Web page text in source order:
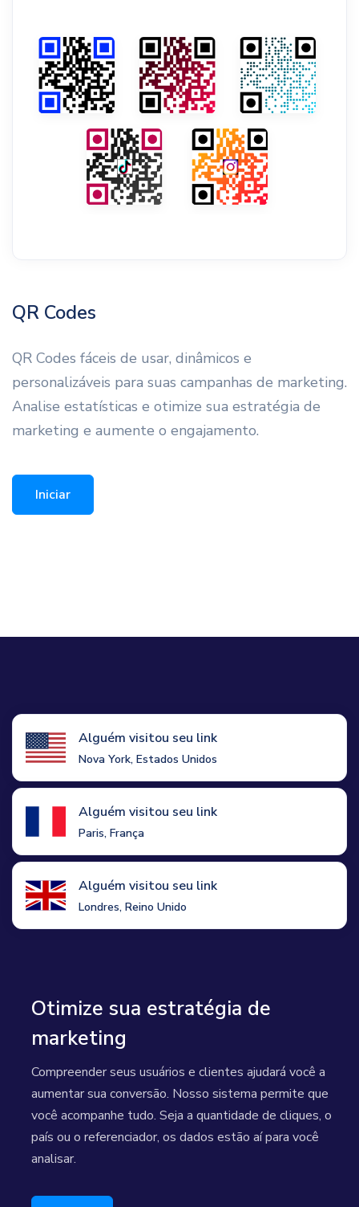
QR Codes
QR Codes fáceis de usar, dinâmicos e
personalizáveis ​​para suas campanhas de marketing.
Analise estatísticas e otimize sua estratégia de
marketing e aumente o engajamento.
Iniciar
Alguém visitou seu link
Nova York, Estados Unidos
Alguém visitou seu link
Paris, França
Alguém visitou seu link
Londres, Reino Unido
Otimize sua estratégia de
marketing
Compreender seus usuários e clientes ajudará você a
aumentar sua conversão. Nosso sistema permite que
você acompanhe tudo. Seja a quantidade de cliques, o
país ou o referenciador, os dados estão aí para você
analisar.